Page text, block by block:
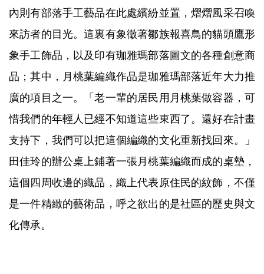
內則有部落手工藝品在此處繽紛並置，熠熠風采召喚
來訪者的目光。這裏有象徵著鄒族報喜鳥的貓頭鷹形
象手工飾品，以及印有珈雅瑪部落圖文的各種創意商
品；其中，月桃葉編織作品是珈雅瑪部落近年大力推
廣的項目之一。「老一輩的居民用月桃葉做容器，可
惜我們的年輕人已經不知道這些東西了。還好在計畫
支持下，我們可以把這個編織的文化重新找回來。」
田佳玲的辦公桌上鋪著一張月桃葉編織而成的桌墊，
這個四周收邊的織品，織上代表原住民的紋飾，不僅
是一件精緻的藝術品，呼之欲出的是社區的歷史與文
化傳承。